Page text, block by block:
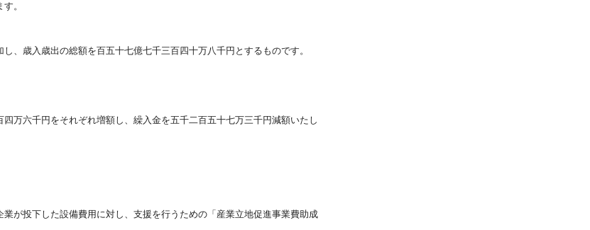
。
、歳入歳出の総額を百五十七億七千三百四十万八千円とするものです。
万六千円をそれぞれ増額し、繰入金を五千二百五十七万三千円減額いたし
が投下した設備費用に対し、支援を行うための「産業立地促進事業費助成